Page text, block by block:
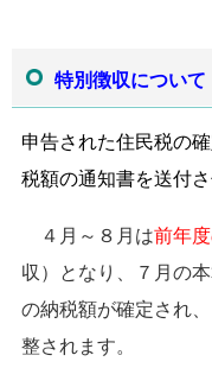
特別徴収について
申告された住民税の
税額の通知書を送付
４月～８月は前年
収）となり、７月の
の納税額が確定され
整されます。